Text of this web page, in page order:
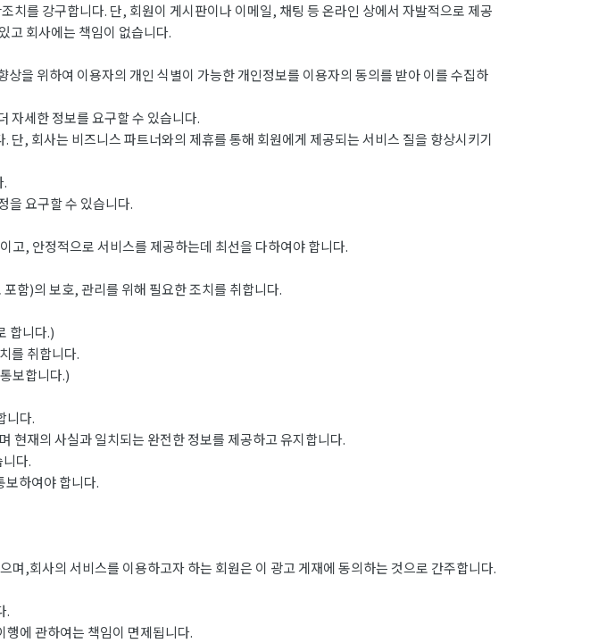
를 강구합니다. 단, 회원이 게시판이나 이메일, 채팅 등 온라인 상에서 자발적으로 제공
고 회사에는 책임이 없습니다.
을 위하여 이용자의 개인 식별이 가능한 개인정보를 이용자의 동의를 받아 이를 수집하
자세한 정보를 요구할 수 있습니다.
, 회사는 비즈니스 파트너와의 제휴를 통해 회원에게 제공되는 서비스 질을 향상시키기
.
을 요구할 수 있습니다.
고, 안정적으로 서비스를 제공하는데 최선을 다하여야 합니다.
함)의 보호, 관리를 위해 필요한 조치를 취합니다.
합니다.)
를 취합니다.
보합니다.)
니다.
현재의 사실과 일치되는 완전한 정보를 제공하고 유지합니다.
다.
하여야 합니다.
,회사의 서비스를 이용하고자 하는 회원은 이 광고 게재에 동의하는 것으로 간주합니다.
.
에 관하여는 책임이 면제됩니다.